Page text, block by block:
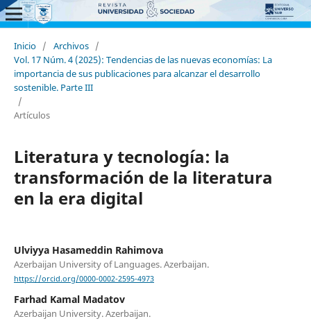
Inicio / Archivos /
Vol. 17 Núm. 4 (2025): Tendencias de las nuevas economías: La
importancia de sus publicaciones para alcanzar el desarrollo
sostenible. Parte III
/
Artículos
Literatura y tecnología: la
transformación de la literatura
en la era digital
Ulviyya Hasameddin Rahimova
Azerbaijan University of Languages. Azerbaijan.
https://orcid.org/0000-0002-2595-4973
Farhad Kamal Madatov
Azerbaijan University. Azerbaijan.